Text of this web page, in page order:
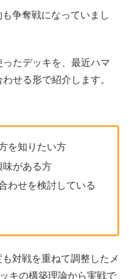
争奪戦になっていまし
たデッキを、最近ハマ
せる形で紹介します。
を知りたい方
味がある方
わせを検討している
対戦を重ねて調整したメ
キの構築理論から実戦で